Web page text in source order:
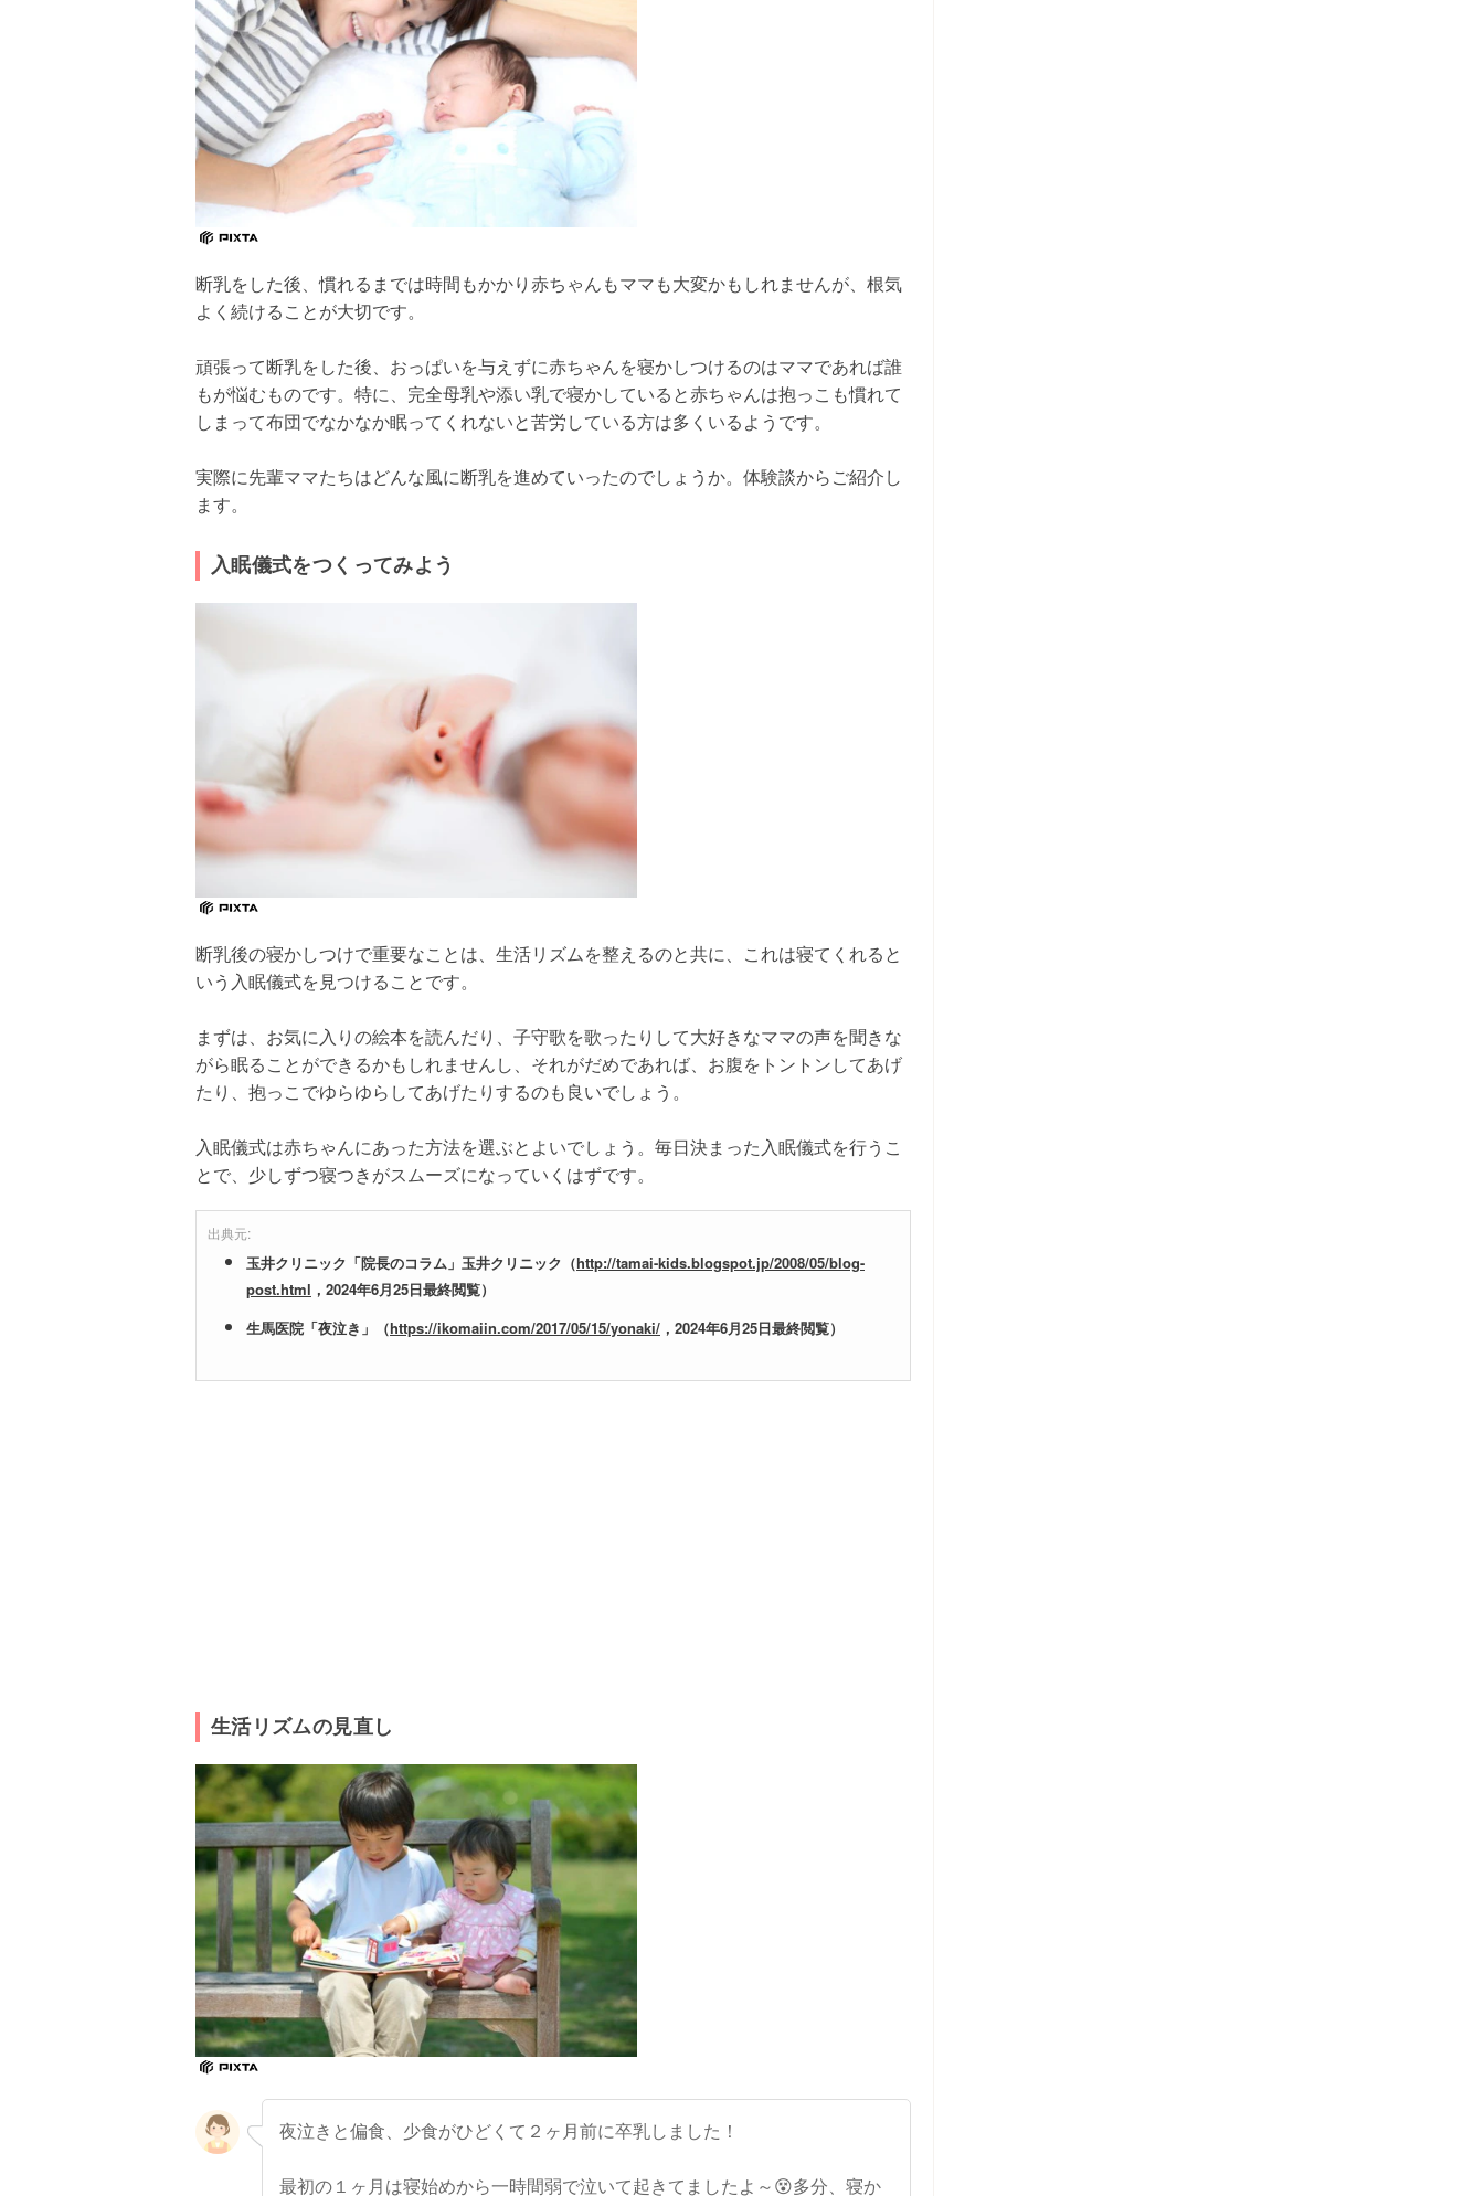
断乳をした後、慣れるまでは時間もかかり赤ちゃんもママも大変かもしれませんが、根気
よく続けることが大切です。
頑張って断乳をした後、おっぱいを与えずに赤ちゃんを寝かしつけるのはママであれば誰
もが悩むものです。特に、完全母乳や添い乳で寝かしていると赤ちゃんは抱っこも慣れて
しまって布団でなかなか眠ってくれないと苦労している方は多くいるようです。
実際に先輩ママたちはどんな風に断乳を進めていったのでしょうか。体験談からご紹介し
ます。
入眠儀式をつくってみよう
断乳後の寝かしつけで重要なことは、生活リズムを整えるのと共に、これは寝てくれると
いう入眠儀式を見つけることです。
まずは、お気に入りの絵本を読んだり、子守歌を歌ったりして大好きなママの声を聞きな
がら眠ることができるかもしれませんし、それがだめであれば、お腹をトントンしてあげ
たり、抱っこでゆらゆらしてあげたりするのも良いでしょう。
入眠儀式は赤ちゃんにあった方法を選ぶとよいでしょう。毎日決まった入眠儀式を行うこ
とで、少しずつ寝つきがスムーズになっていくはずです。
出典元:
玉井クリニック「院長のコラム」玉井クリニック（http://tamai-kids.blogspot.jp/2008/05/blog-
post.html ，2024年6月25日最終閲覧）
生馬医院「夜泣き」（https://ikomaiin.com/2017/05/15/yonaki/ ，2024年6月25日最終閲覧）
生活リズムの見直し
夜泣きと偏食、少食がひどくて２ヶ月前に卒乳しました！
最初の１ヶ月は寝始めから一時間弱で泣いて起きてましたよ～😵多分、寝か